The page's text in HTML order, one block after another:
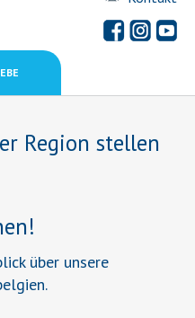
Region stellen
über unsere